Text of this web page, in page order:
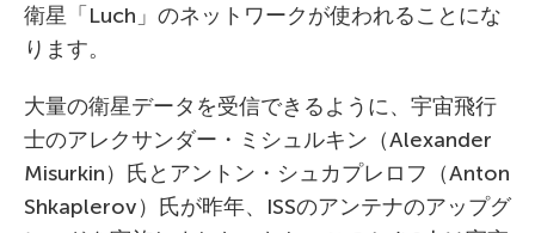
衛星「Luch」のネットワークが使われることにな
ります。
大量の衛星データを受信できるように、宇宙飛行
士のアレクサンダー・ミシュルキン（Alexander
Misurkin）氏とアントン・シュカプレロフ（Anton
Shkaplerov）氏が昨年、ISSのアンテナのアップグ